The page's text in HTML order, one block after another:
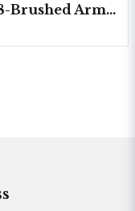
2558-Brushed Armonia